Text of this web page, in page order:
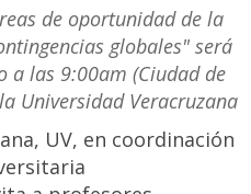
de oportunidad de la
globales" será
las 9:00am (Ciudad de
Universidad Veracruzana
UV, en coordinación